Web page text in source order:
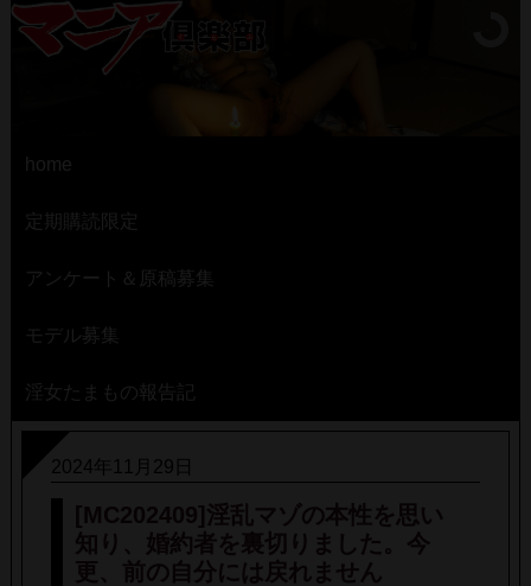
home
定期購読限定
アンケート＆原稿募集
モデル募集
淫女たまもの報告記
2024年11月29日
[MC202409]淫乱マゾの本性を思い
知り、婚約者を裏切りました。今
更、前の自分には戻れません